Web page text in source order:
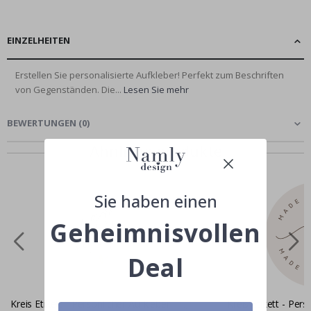
EINZELHEITEN
Erstellen Sie personalisierte Aufkleber! Perfekt zum Beschriften
von Gegenständen. Die... Lesen Sie mehr
BEWERTUNGEN (0)
Ähnliche produkte
Kreis Etikett - Persönlicher Aufkleber -
Kreis Etikett -
Sie haben einen
Geheimnisvollen
Deal